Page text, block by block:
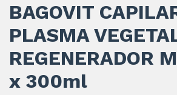
BAGOVIT
PLASMA
REGENERADOR
x 300ml